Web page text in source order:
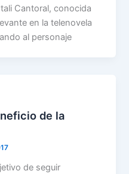
Cantoral, conocida
en la telenovela
al personaje
de la
de seguir